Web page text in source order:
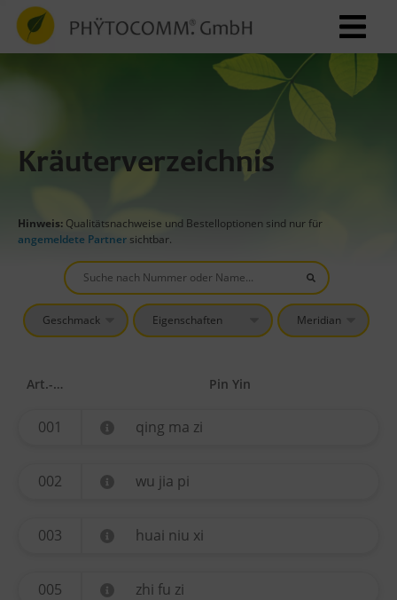
Kräuterverzeichnis
Hinweis: Qualitätsnachweise und Bestelloptionen sind nur für
angemeldete Partner sichtbar.
Art.-Nr. Pin Yin
001 qing ma zi
002 wu jia pi
003 huai niu xi
005 zhi fu zi